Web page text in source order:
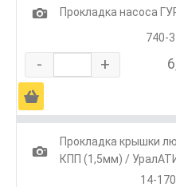
1
Прокладка насоса
740-
- +
Ä
1
Прокладка крышки
КПП (1,5мм) /
14-